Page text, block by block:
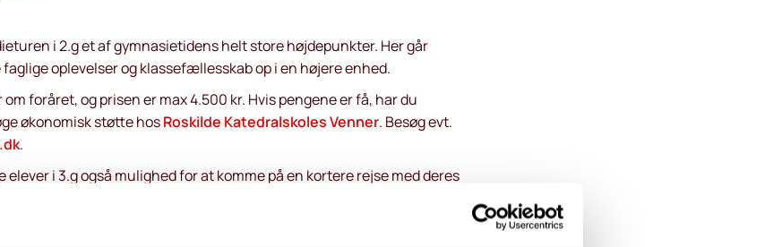
i 2.g et af gymnasietidens helt store højdepunkter. Her går
oplevelser og klassefællesskab op i en højere enhed.
foråret, og prisen er max 4.500 kr. Hvis pengene er få, har du
økonomisk støtte hosRoskilde Katedralskoles Venner. Besøg evt.
.
elever i 3.g også mulighed for at komme på en kortere rejse med deres